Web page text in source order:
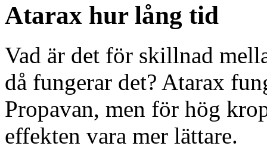
Atarax hur lång tid
Vad är det för skillnad
då fungerar det? Atarax
Propavan, men för hög
effekten vara mer lättare.